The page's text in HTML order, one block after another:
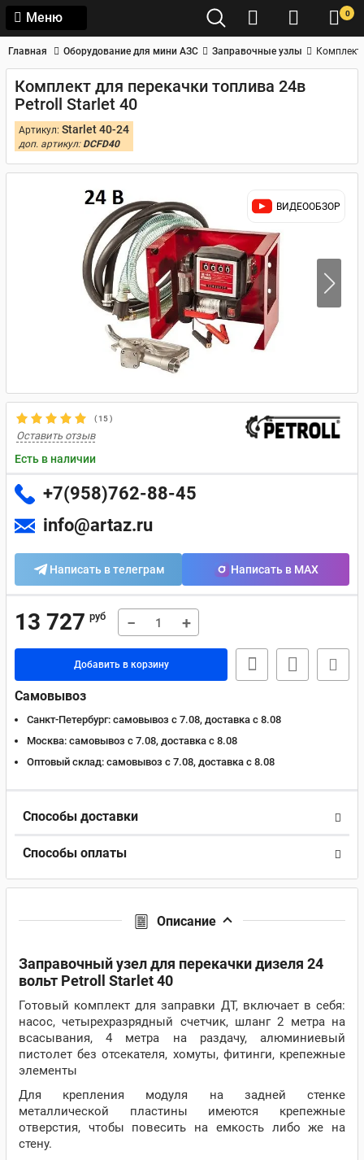
Меню 0
Главная Оборудование для мини АЗС Заправочные узлы Комплект
Комплект для перекачки топлива 24в
Petroll Starlet 40
Артикул: Starlet 40-24
доп. артикул: DCFD40
ВИДЕООБЗОР
(15)
Оставить отзыв
Есть в наличии
+7(958)762-88-45
info@artaz.ru
Написать в телеграм Написать в MAX
13 727 руб − +
Добавить в корзину
Самовывоз
Санкт-Петербург: самовывоз с 7.08, доставка c 8.08
Москва: самовывоз с 7.08, доставка c 8.08
Оптовый склад: самовывоз с 7.08, доставка c 8.08
Способы доставки
Способы оплаты
Описание
Заправочный узел для перекачки дизеля 24
вольт Petroll Starlet 40
Готовый комплект для заправки ДТ, включает в себя:
насос, четырехразрядный счетчик, шланг 2 метра на
всасывания, 4 метра на раздачу, алюминиевый
пистолет без отсекателя, хомуты, фитинги, крепежные
элементы
Для крепления модуля на задней стенке
металлической пластины имеются крепежные
отверстия, чтобы повесить на емкость либо же на
стену.